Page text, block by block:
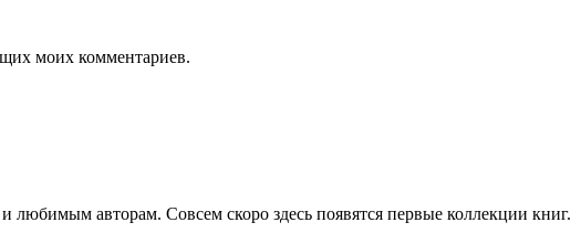
моих комментариев.
авторам. Совсем скоро здесь появятся первые коллекции книг.